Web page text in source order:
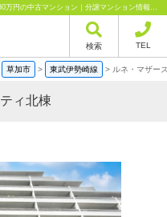
ルネ・マザーズシティ北棟 埼玉県草加市花栗4丁目｜4,480万円の中古マンション｜分譲マンション情報｜エムイーPLUS城東株式会社
検索 TEL
草加市 > 東武伊勢崎線 > ルネ・マザー
ィ北棟